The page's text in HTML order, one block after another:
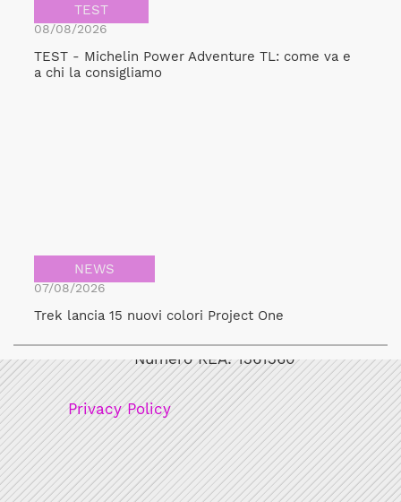
TEST
08/08/2026
TEST - Michelin Power Adventure TL: come va e
a chi la consigliamo
NEWS
07/08/2026
Trek lancia 15 nuovi colori Project One
Bicicult srl
Numero REA: 1361360
Privacy Policy